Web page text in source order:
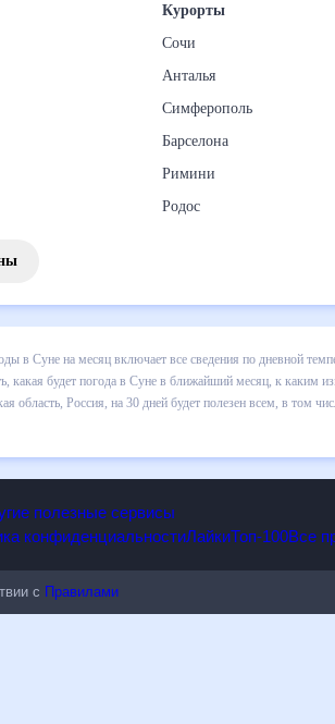
Курорты
Сочи
Анталья
Симферополь
Барселона
Римини
Родос
Этот прогноз погоды в Суне на месяц
прогноза покажет все изменения в динамике
готовым и как правильно спланировать
всем, в том числе людям,
полезные сервисы
сПравилами